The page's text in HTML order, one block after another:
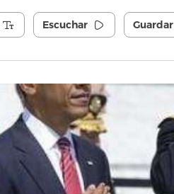
Escuchar Guardar